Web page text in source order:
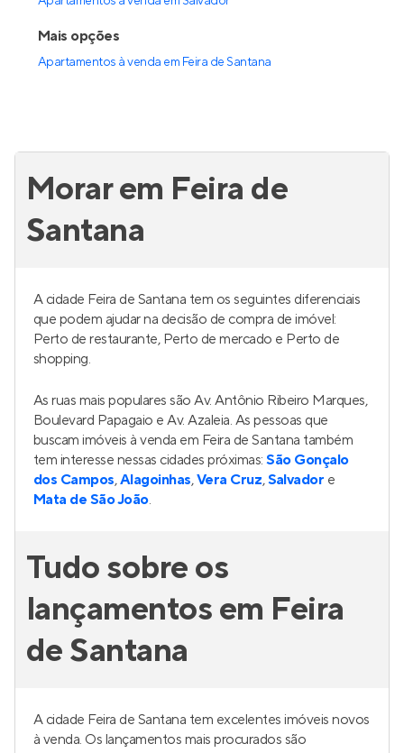
Mais opções
Apartamentos à venda em Feira de Santana
Morar em Feira de
Santana
A cidade Feira de Santana tem os seguintes diferenciais
que podem ajudar na decisão de compra de imóvel:
Perto de restaurante, Perto de mercado e Perto de
shopping.
As ruas mais populares são Av. Antônio Ribeiro Marques,
Boulevard Papagaio e Av. Azaleia. As pessoas que
buscam imóveis à venda em Feira de Santana também
tem interesse nessas cidades próximas:São Gonçalo
dos Campos,Alagoinhas,Vera Cruz,Salvador e
Mata de São João.
Tudo sobre os
lançamentos em Feira
de Santana
A cidade Feira de Santana tem excelentes imóveis novos
à venda. Os lançamentos mais procurados são